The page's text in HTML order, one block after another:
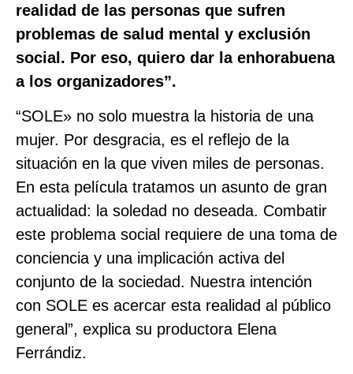
realidad de las personas que sufren
problemas de salud mental y exclusión
social. Por eso, quiero dar la enhorabuena
a los organizadores”.
“SOLE» no solo muestra la historia de una
mujer. Por desgracia, es el reflejo de la
situación en la que viven miles de personas.
En esta película tratamos un asunto de gran
actualidad: la soledad no deseada. Combatir
este problema social requiere de una toma de
conciencia y una implicación activa del
conjunto de la sociedad. Nuestra intención
con SOLE es acercar esta realidad al público
general”, explica su productora Elena
Ferrándiz.